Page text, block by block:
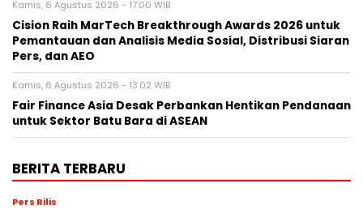
Kamis, 6 Agustus 2026 - 17:00 WIB
Cision Raih MarTech Breakthrough Awards 2026 untuk
Pemantauan dan Analisis Media Sosial, Distribusi Siaran
Pers, dan AEO
Kamis, 6 Agustus 2026 - 13:02 WIB
Fair Finance Asia Desak Perbankan Hentikan Pendanaan
untuk Sektor Batu Bara di ASEAN
BERITA TERBARU
Pers Rilis